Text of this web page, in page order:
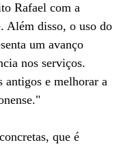
Rafael com a
Além disso, o uso do
um avanço
nos serviços.
antigos e melhorar a
que é